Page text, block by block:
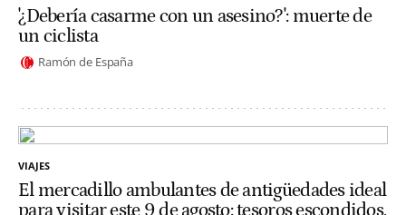
'¿Debería casarme con un asesino?': muerte de
un ciclista
Ramón de España
VIAJES
El mercadillo ambulantes de antigüedades ideal